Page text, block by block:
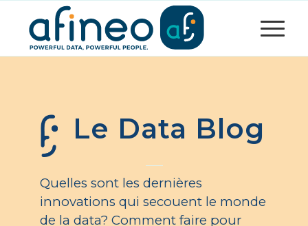
Le Data Blog
Quelles sont les dernières
innovations qui secouent le monde
de la data? Comment faire pour